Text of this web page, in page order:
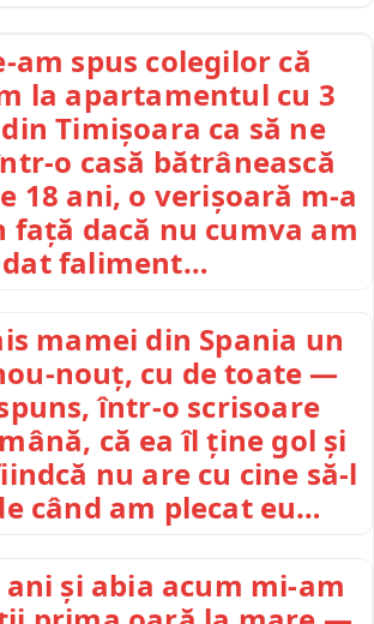
am spus colegilor că
la apartamentul cu 3
Timișoara ca să ne
o casă bătrânească
18 ani, o verișoară m-a
dacă nu cumva am
dat faliment…
mamei din Spania un
nouț, cu de toate —
într-o scrisoare
că ea îl ține gol și
nu are cu cine să-l
când am plecat eu…
ani și abia acum mi-am